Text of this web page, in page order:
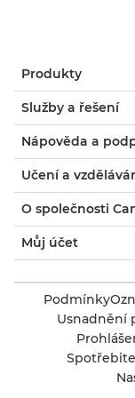
Produkty
Služby a řešení
Nápověda a
Učení a
O společnosti
Můj účet
Podmínky
Usnadnění